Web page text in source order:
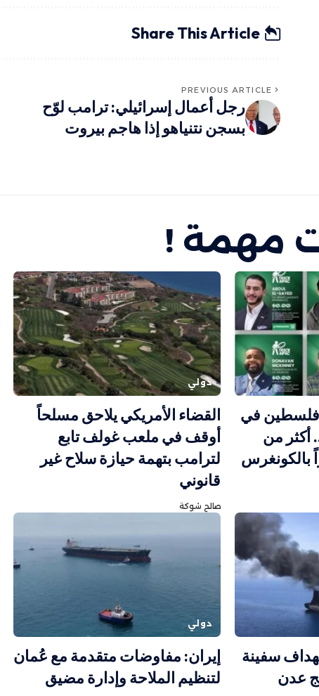
Share This Article
PREVIOUS ARTICLE
رجل أعمال إسرائيلي: ترامب لوّح
بسجن نتنياهو إذا هاجم بيروت
مهمة !
فلسطين في
أكثر من
دولي
القضاء الأمريكي يلاحق مسلحاً
أوقف في ملعب غولف تابع
لترامب بتهمة حيازة سلاح غير
قانوني
صالح شوكة
سفينة
عدن
دولي
إيران: مفاوضات متقدمة مع عُمان
لتنظيم الملاحة وإدارة مضيق